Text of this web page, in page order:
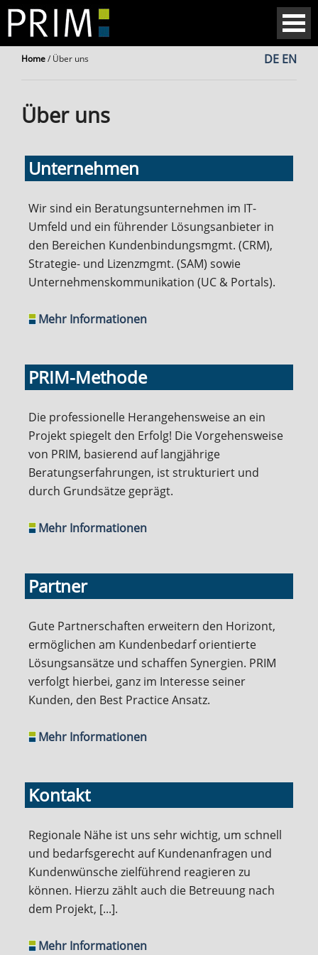
Home/ Über uns DE EN
Über uns
Unternehmen
Wir sind ein Beratungsunternehmen im IT-
Umfeld und ein führender Lösungsanbieter in
den Bereichen Kundenbindungsmgmt. (CRM),
Strategie- und Lizenzmgmt. (SAM) sowie
Unternehmenskommunikation (UC & Portals).
Mehr Informationen
PRIM-Methode
Die professionelle Herangehensweise an ein
Projekt spiegelt den Erfolg! Die Vorgehensweise
von PRIM, basierend auf langjährige
Beratungserfahrungen, ist strukturiert und
durch Grundsätze geprägt.
Mehr Informationen
Partner
Gute Partnerschaften erweitern den Horizont,
ermöglichen am Kundenbedarf orientierte
Lösungsansätze und schaffen Synergien. PRIM
verfolgt hierbei, ganz im Interesse seiner
Kunden, den Best Practice Ansatz.
Mehr Informationen
Kontakt
Regionale Nähe ist uns sehr wichtig, um schnell
und bedarfsgerecht auf Kundenanfragen und
Kundenwünsche zielführend reagieren zu
können. Hierzu zählt auch die Betreuung nach
dem Projekt, [...].
Mehr Informationen